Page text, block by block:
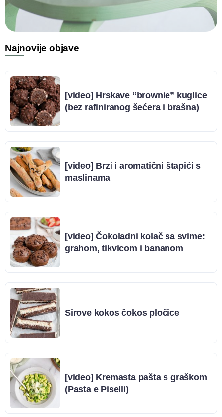
Najnovije objave
[video] Hrskave “brownie” kuglice
(bez rafiniranog šećera i brašna)
[video] Brzi i aromatični štapići s
maslinama
[video] Čokoladni kolač sa svime:
grahom, tikvicom i bananom
Sirove kokos čokos pločice
[video] Kremasta pašta s graškom
(Pasta e Piselli)